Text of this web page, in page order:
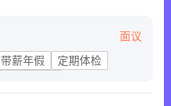
面议
带薪年假
定期体检